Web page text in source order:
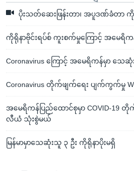
ပိုးသတ်ဆေးဖြန်းတာ၊ အပူဒဏ်ခံတာ
ကိုရိုနာဗိုင်းရပ်စ် ကူးစက်မှုကြောင့် အမေရိက
Coronavirus ကြောင့် အမေရိကန်မှာ သေဆုံ
Coronavirus တိုက်ဖျက်ရေး ပျက်ကွက်မှု
အမေရိကန်ပြည်ထောင်စုမှာ COVID-19 တို
လီယံ သုံးစွဲမယ်
မြန်မာမှာသေဆုံးသူ ၃ ဦး ကိုရိုနာပိုးမရှိ